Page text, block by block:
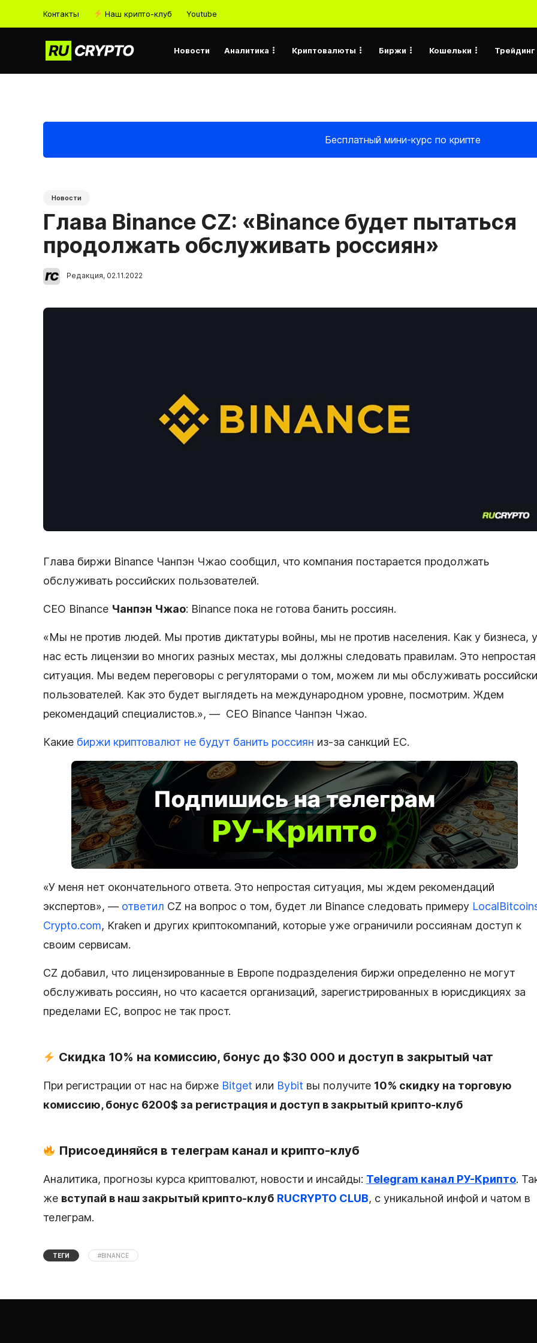
Контакты Наш крипто-клуб Youtube
Новости Аналитика Криптовалюты Биржи Кошельки Трейдинг
Бесплатный мини-курс по крипте
Новости
Глава Binance CZ: «Binance будет пытаться
продолжать обслуживать россиян»
Редакция, 02.11.2022
Глава биржи Binance Чанпэн Чжао сообщил, что компания постарается продолжать
обслуживать российских пользователей.
CEO Binance Чанпэн Чжао: Binance пока не готова банить россиян.
«Мы не против людей. Мы против диктатуры войны, мы не против населения. Как у бизнеса, у
нас есть лицензии во многих разных местах, мы должны следовать правилам. Это непростая
ситуация. Мы ведем переговоры с регуляторами о том, можем ли мы обслуживать
пользователей. Как это будет выглядеть на международном уровне, посмотрим. Ждем
рекомендаций специалистов.», — CEO Binance Чанпэн Чжао.
Какие биржи криптовалют не будут банить россиян из-за санкций ЕС.
«У меня нет окончательного ответа. Это непростая ситуация, мы ждем рекомендаций
экспертов», — ответил CZ на вопрос о том, будет ли Binance следовать примеру
Crypto․com, Kraken и других криптокомпаний, которые уже ограничили россиянам доступ к
своим сервисам.
CZ добавил, что лицензированные в Европе подразделения биржи определенно не могут
обслуживать россиян, но что касается организаций, зарегистрированных в юрисдикциях за
пределами ЕС, вопрос не так прост.
Скидка 10% на комиссию, бонус до $30 000 и доступ в закрытый чат
При регистрации от нас на бирже Bitget или Bybit вы получите 10% скидку на торговую
комиссию, бонус 6200$ за регистрация и доступ в закрытый крипто-клуб
Присоединяйся в телеграм канал и крипто-клуб
Аналитика, прогнозы курса криптовалют, новости и инсайды: Telegram канал РУ-Крипто.
же вступай в наш закрытый крипто-клуб RUCRYPTO CLUB, с уникальной инфой и чатом в
телеграм.
ТЕГИ #BINANCE